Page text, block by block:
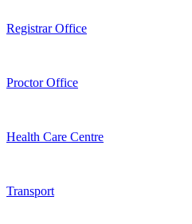
Registrar Office
Proctor Office
Health Care Centre
Transport